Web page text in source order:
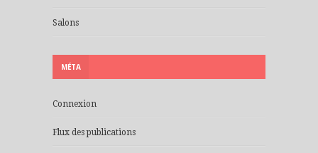
Salons
MÉTA
Connexion
Flux des publications